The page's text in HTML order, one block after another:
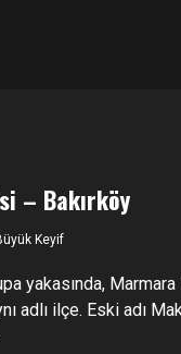
– Bakırköy
Keyif
yakasında, Marmara
adlı ilçe. Eski adı